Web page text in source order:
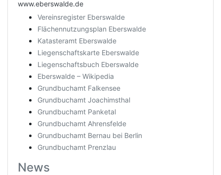
www.eberswalde.de
Vereinsregister Eberswalde
Flächennutzungsplan Eberswalde
Katasteramt Eberswalde
Liegenschaftskarte Eberswalde
Liegenschaftsbuch Eberswalde
Eberswalde – Wikipedia
Grundbuchamt Falkensee
Grundbuchamt Joachimsthal
Grundbuchamt Panketal
Grundbuchamt Ahrensfelde
Grundbuchamt Bernau bei Berlin
Grundbuchamt Prenzlau
News